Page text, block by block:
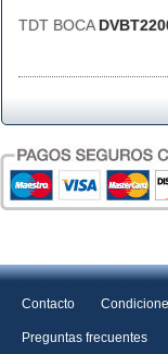
TDT BOCA
Contacto
Preguntas frecuentes